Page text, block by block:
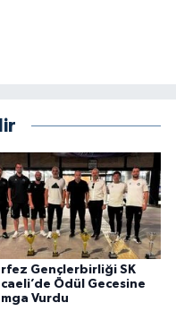
Gençlerbirliği SK
Ödül Gecesine
Vurdu